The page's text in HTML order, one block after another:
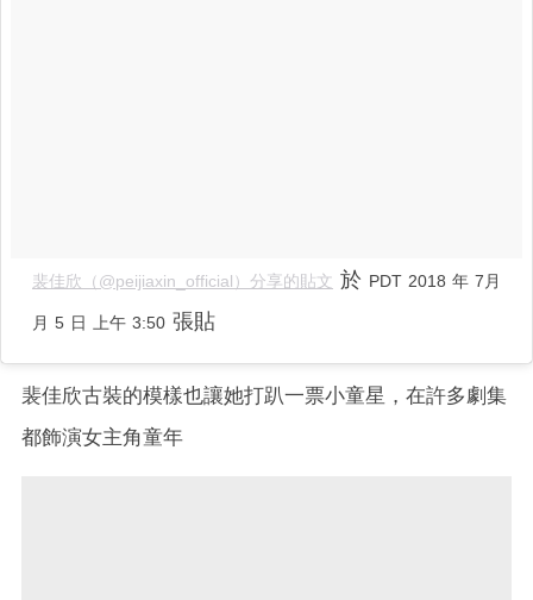
裴佳欣（@peijiaxin_official）分享的貼文 於 PDT 2018 年 7月
月 5 日 上午 3:50 張貼
裴佳欣古裝的模樣也讓她打趴一票小童星，在許多劇集
都飾演女主角童年